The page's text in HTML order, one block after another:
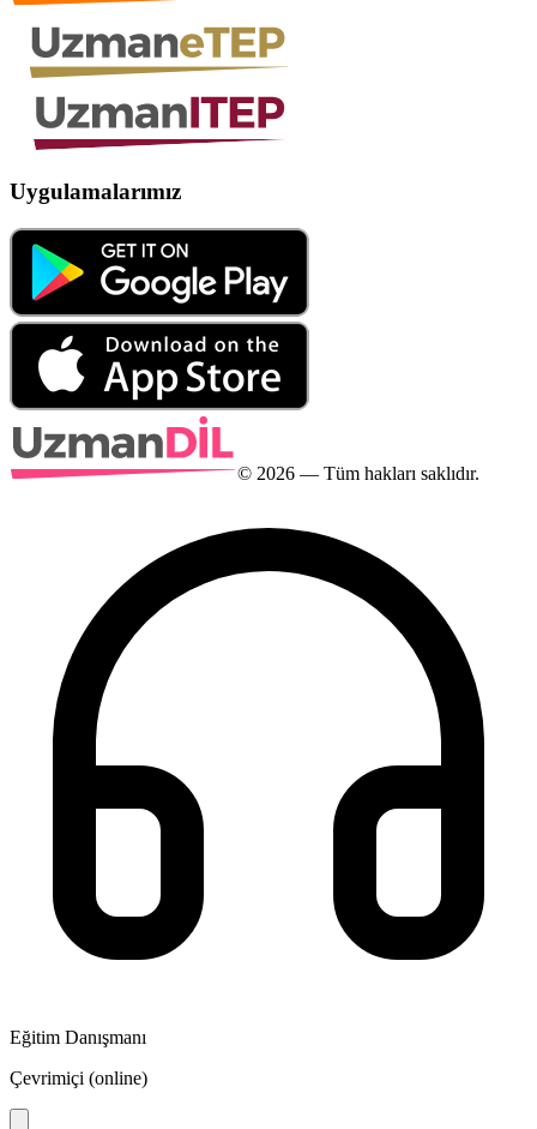
Uygulamalarımız
© 2026 — Tüm hakları saklıdır.
Eğitim Danışmanı
Çevrimiçi (online)